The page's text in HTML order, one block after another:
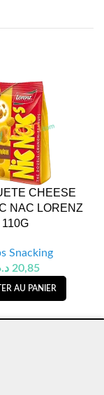
CHEESE
NAC LORENZ
110G
Snacking
20,85
AU PANIER